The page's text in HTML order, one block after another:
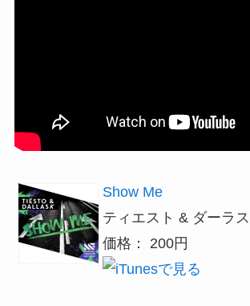
Show Me
ティエスト & ダーラ
価格： 200円